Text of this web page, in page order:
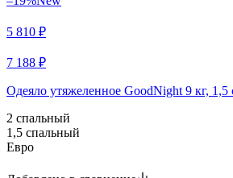
5 810 ₽
7 188 ₽
Одеяло утяжеленное GoodNight 9 кг, 1,5
2 спальный
1,5 спальный
Евро